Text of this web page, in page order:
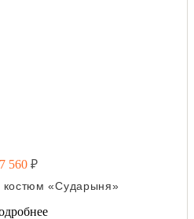
7 560 ₽
костюм «Сударыня»